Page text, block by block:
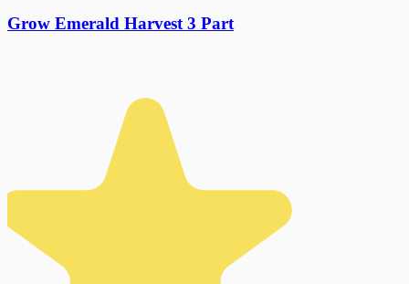
Grow Emerald Harvest 3 Part